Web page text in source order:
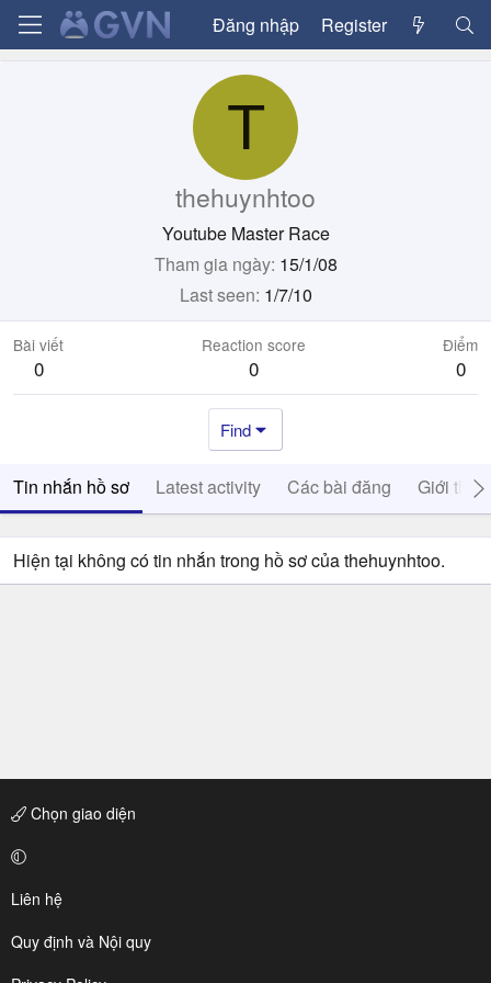
Đăng nhập Register
T
thehuynhtoo
Youtube Master Race
Tham gia ngày 15/1/08
Last seen 1/7/10
Bài viết
0
Reaction score
0
Điểm
0
Find
Tin nhắn hồ sơ Latest activity Các bài đăng Giới thiệu
Hiện tại không có tin nhắn trong hồ sơ của thehuynhtoo.
Chọn giao diện
Liên hệ
Quy định và Nội quy